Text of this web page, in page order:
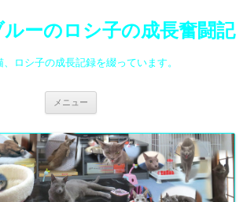
ーのロシ子の成長奮闘記
、ロシ子の成長記録を綴っています。
メニュー
ツ
へ
ス
キ
ッ
プ